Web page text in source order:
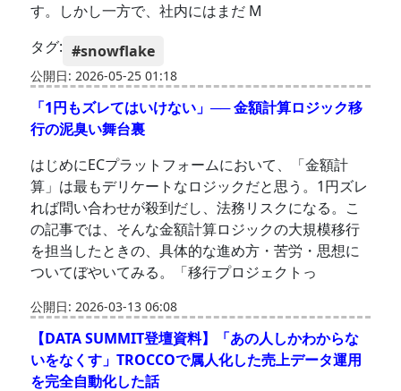
す。しかし一方で、社内にはまだ M
タグ: #snowflake
公開日: 2026-05-25 01:18
「1円もズレてはいけない」── 金額計算ロジック移
行の泥臭い舞台裏
はじめにECプラットフォームにおいて、「金額計
算」は最もデリケートなロジックだと思う。1円ズレ
れば問い合わせが殺到だし、法務リスクになる。こ
の記事では、そんな金額計算ロジックの大規模移行
を担当したときの、具体的な進め方・苦労・思想に
ついてぼやいてみる。「移行プロジェクトっ
公開日: 2026-03-13 06:08
【DATA SUMMIT登壇資料】「あの人しかわからな
いをなくす」TROCCOで属人化した売上データ運用
を完全自動化した話